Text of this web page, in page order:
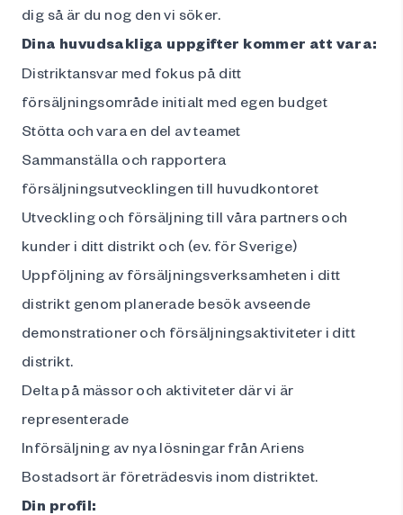
dig så är du nog den vi söker.
Dina huvudsakliga uppgifter kommer att vara:
Distriktansvar med fokus på ditt
försäljningsområde initialt med egen budget
Stötta och vara en del av teamet
Sammanställa och rapportera
försäljningsutvecklingen till huvudkontoret
Utveckling och försäljning till våra partners och
kunder i ditt distrikt och (ev. för Sverige)
Uppföljning av försäljningsverksamheten i ditt
distrikt genom planerade besök avseende
demonstrationer och försäljningsaktiviteter i ditt
distrikt.
Delta på mässor och aktiviteter där vi är
representerade
Införsäljning av nya lösningar från Ariens
Bostadsort är företrädesvis inom distriktet.
Din profil: